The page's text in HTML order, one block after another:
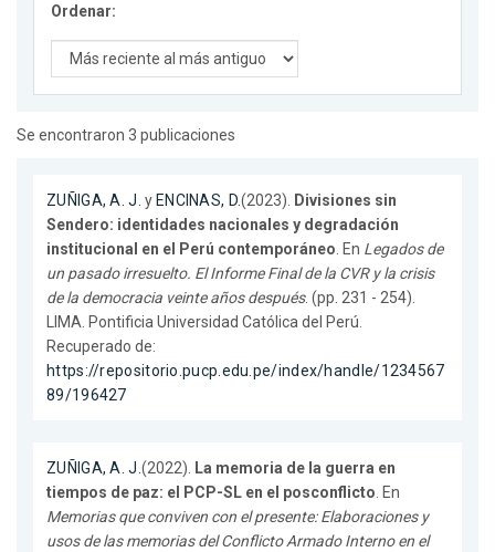
Ordenar:
Se encontraron 3 publicaciones
ZUÑIGA, A. J. y ENCINAS, D.(2023). Divisiones sin
Sendero: identidades nacionales y degradación
institucional en el Perú contemporáneo. En Legados de
un pasado irresuelto. El Informe Final de la CVR y la crisis
de la democracia veinte años después. (pp. 231 - 254).
LIMA. Pontificia Universidad Católica del Perú.
Recuperado de:
https://repositorio.pucp.edu.pe/index/handle/1234567
89/196427
ZUÑIGA, A. J.(2022). La memoria de la guerra en
tiempos de paz: el PCP-SL en el posconflicto. En
Memorias que conviven con el presente: Elaboraciones y
usos de las memorias del Conflicto Armado Interno en el